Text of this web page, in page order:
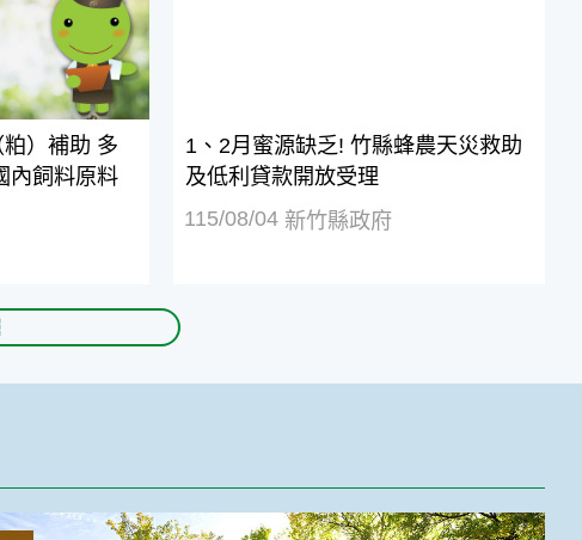
）補助 多
內飼料原料
1、2月蜜源缺乏! 竹縣蜂農天災救助
及低利貸款開放受理
115/08/04 新竹縣政府
樹是不是生病了